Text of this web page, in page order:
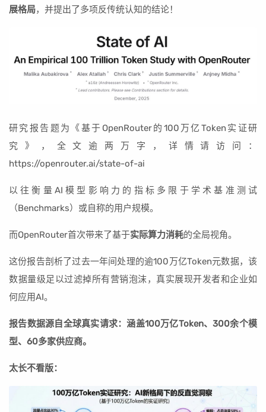
展格局，并提出了多项反传统认知的结论！
研究报告题为《基于OpenRouter的100万亿Token实证研
究》，全文逾两万字，详情请访问：
https://openrouter.ai/state-of-ai
以往衡量AI模型影响力的指标多限于学术基准测试
（Benchmarks）或自称的用户规模。
而OpenRouter首次带来了基于实际算力消耗的全局视角。
这份报告剖析了过去一年间处理的逾100万亿Token元数据，该
数据量级足以过滤掉所有营销泡沫，真实展现开发者和企业如
何应用AI。
报告数据源自全球真实请求：涵盖100万亿Token、300余个模
型、60多家供应商。
太长不看版：